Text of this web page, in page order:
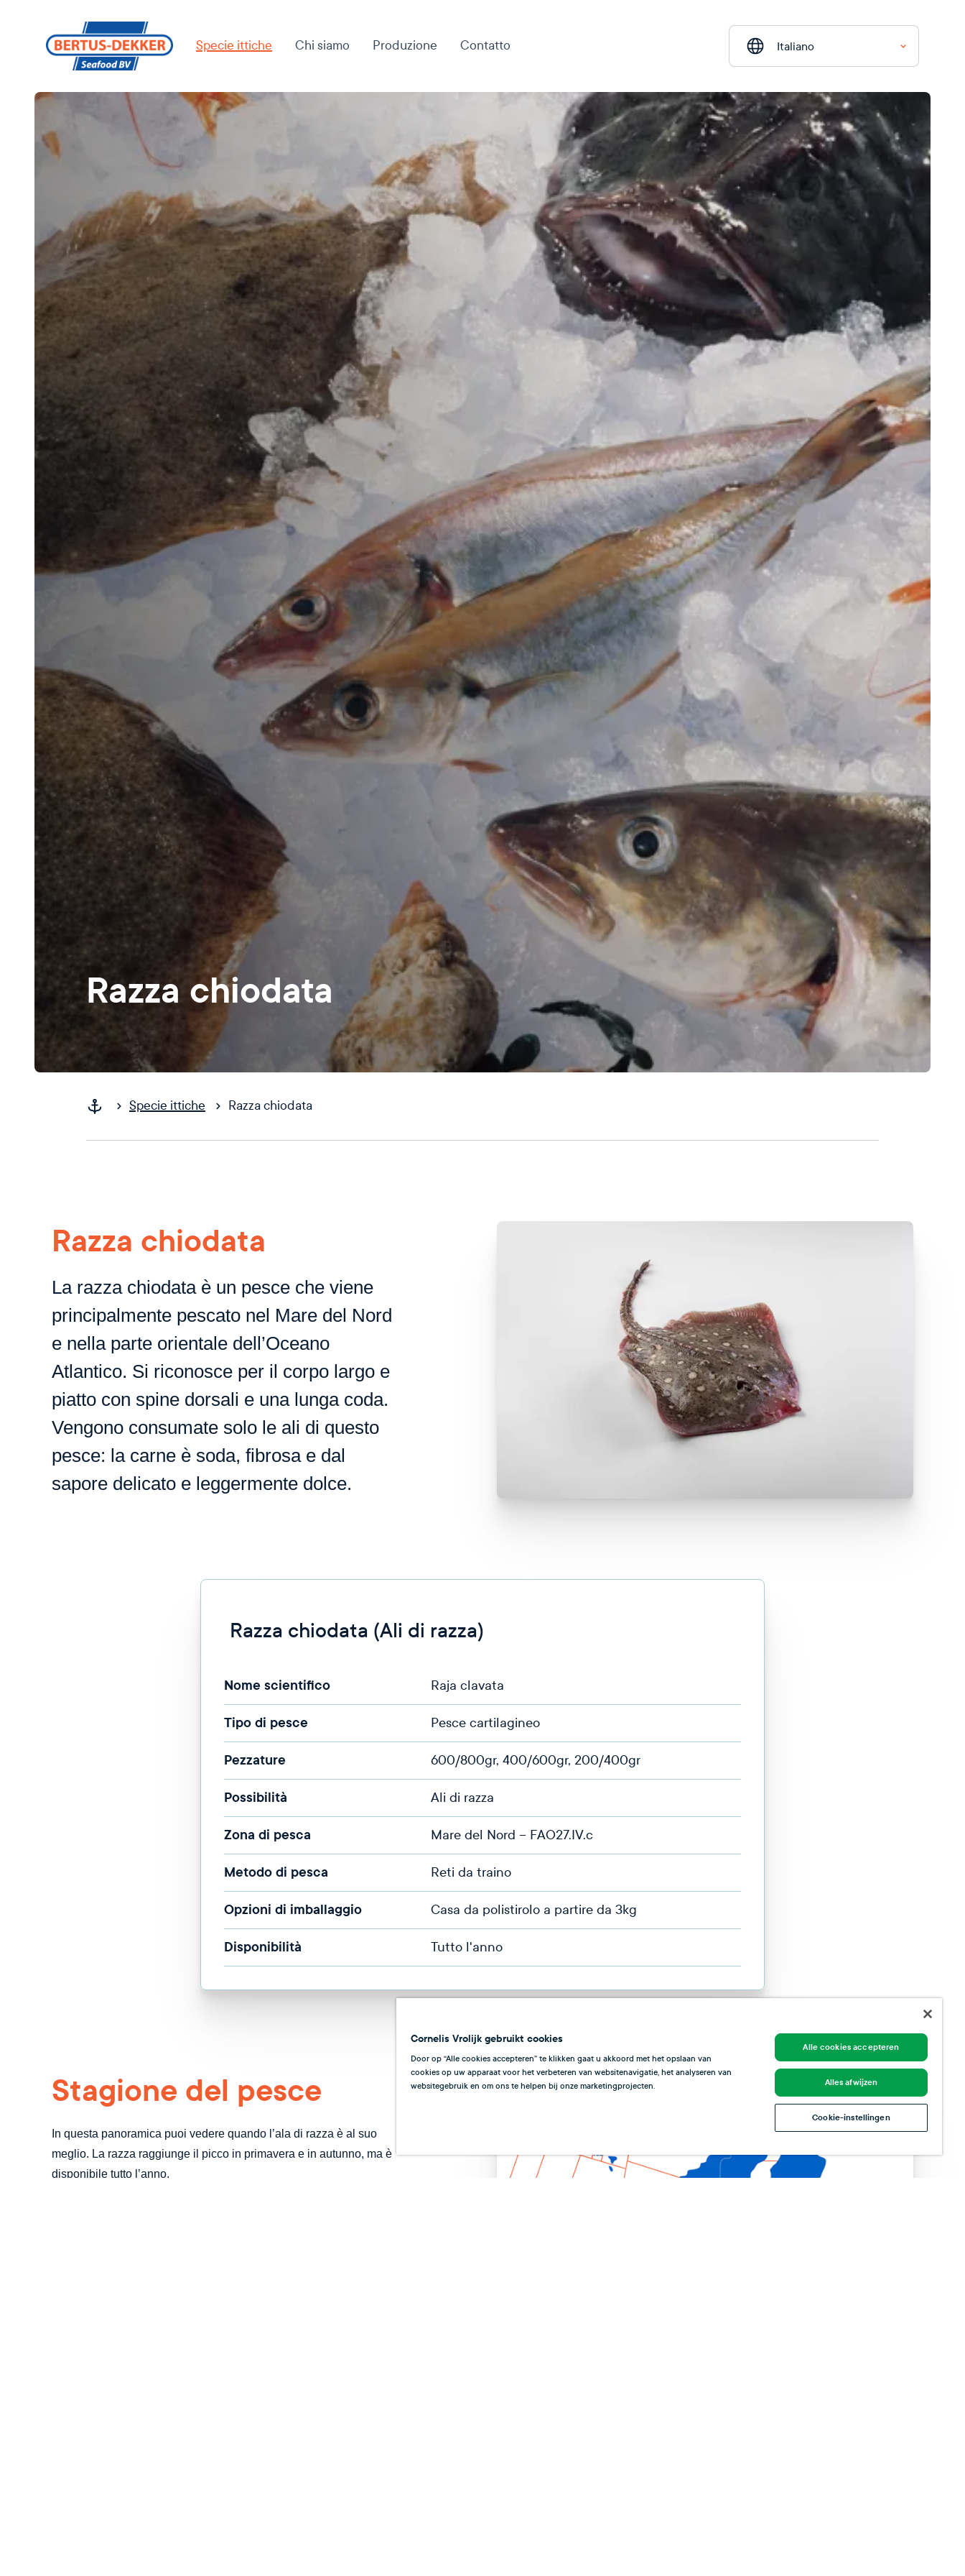
Specie ittiche Chi siamo Produzione Contatto Italiano
Razza chiodata
Specie ittiche Razza chiodata
Razza chiodata
La razza chiodata è un pesce che viene
principalmente pescato nel Mare del Nord
e nella parte orientale dell’Oceano
Atlantico. Si riconosce per il corpo largo e
piatto con spine dorsali e una lunga coda.
Vengono consumate solo le ali di questo
pesce: la carne è soda, fibrosa e dal
sapore delicato e leggermente dolce.
Razza chiodata (Ali di razza)
Nome scientifico Raja clavata
Tipo di pesce Pesce cartilagineo
Pezzature 600/800gr, 400/600gr, 200/400gr
Possibilità Ali di razza
Zona di pesca Mare del Nord – FAO27.IV.c
Metodo di pesca Reti da traino
Opzioni di imballaggio Casa da polistirolo a partire da 3kg
Disponibilità Tutto l'anno
Stagione del pesce
In questa panoramica puoi vedere quando l’ala di razza è al suo
meglio. La razza raggiunge il picco in primavera e in autunno, ma è
disponibile tutto l’anno.
Cornelis Vrolijk gebruikt cookies
Door op “Alle cookies accepteren” te klikken gaat u akkoord met het opslaan van
cookies op uw apparaat voor het verbeteren van websitenavigatie, het analyseren van
websitegebruik en om ons te helpen bij onze marketingprojecten.
Alle cookies accepteren
Alles afwijzen
Cookie-instellingen